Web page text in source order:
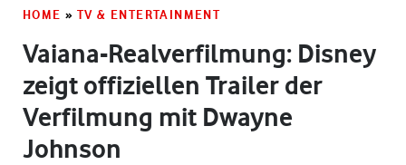
HOME » TV & ENTERTAINMENT
Vaiana-Realverfilmung: Disney
zeigt offiziellen Trailer der
Verfilmung mit Dwayne
Johnson